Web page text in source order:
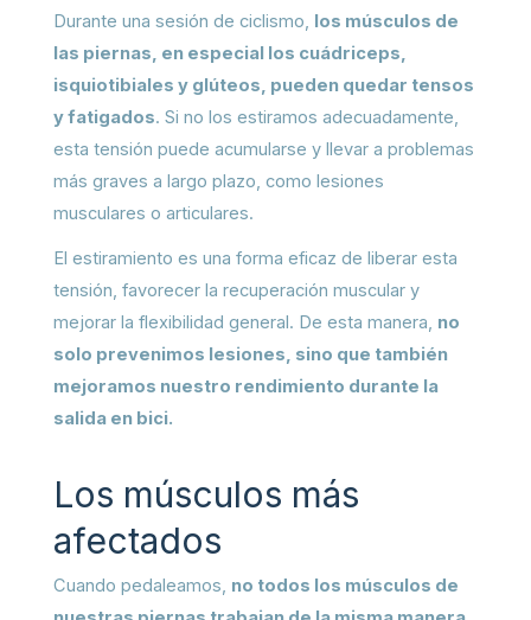
Durante una sesión de ciclismo, los músculos de
las piernas, en especial los cuádriceps,
isquiotibiales y glúteos, pueden quedar tensos
y fatigados. Si no los estiramos adecuadamente,
esta tensión puede acumularse y llevar a problemas
más graves a largo plazo, como lesiones
musculares o articulares.
El estiramiento es una forma eficaz de liberar esta
tensión, favorecer la recuperación muscular y
mejorar la flexibilidad general. De esta manera, no
solo prevenimos lesiones, sino que también
mejoramos nuestro rendimiento durante la
salida en bici.
Los músculos más
afectados
Cuando pedaleamos, no todos los músculos de